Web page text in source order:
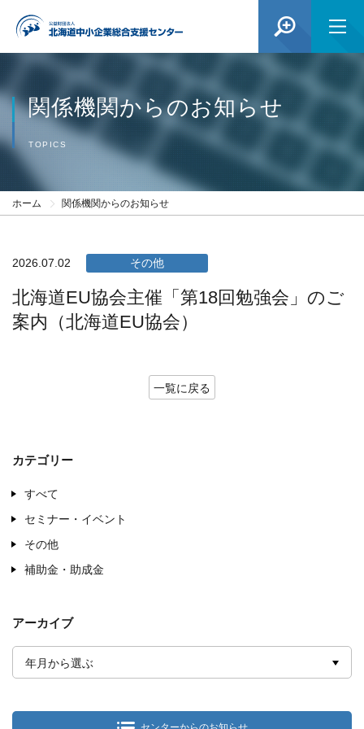
関係機関からのお知らせ
TOPICS
ホーム 関係機関からのお知らせ
2026.07.02 その他
北海道EU協会主催「第18回勉強会」のご
案内（北海道EU協会）
一覧に戻る
カテゴリー
すべて
セミナー・イベント
その他
補助金・助成金
アーカイブ
年月から選ぶ